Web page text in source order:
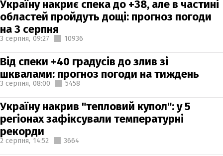
Україну накриє спека до +38, але в частині
областей пройдуть дощі: прогноз погоди
на 3 серпня
3 серпня, 09:27 10936
Від спеки +40 градусів до злив зі
шквалами: прогноз погоди на тиждень
3 серпня, 08:00 5458
Україну накрив "тепловий купол": у 5
регіонах зафіксували температурні
рекорди
2 серпня, 14:52 3664